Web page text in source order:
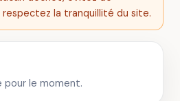
la tranquillité du site.
pour le moment.